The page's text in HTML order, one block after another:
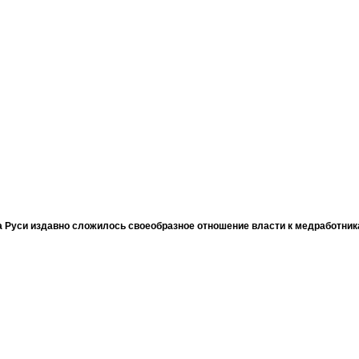
Руси издавно сложилось своеобразное отношение власти к